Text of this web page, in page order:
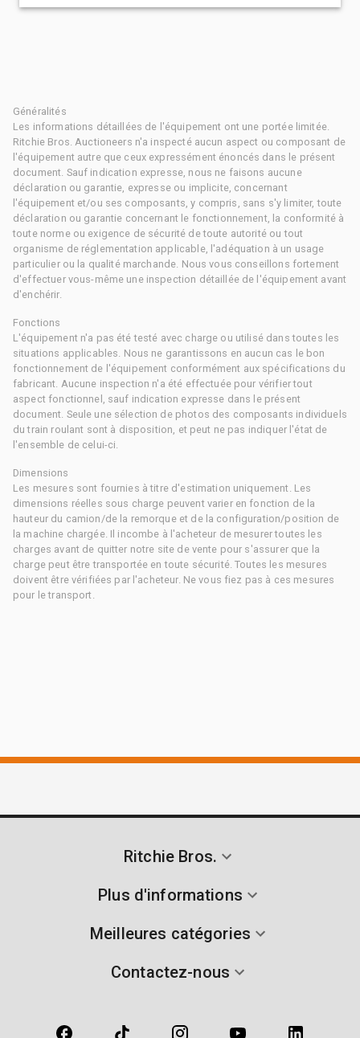
Généralités
Les informations détaillées de l'équipement ont une portée limitée.
Ritchie Bros. Auctioneers n'a inspecté aucun aspect ou composant de
l'équipement autre que ceux expressément énoncés dans le présent
document. Sauf indication expresse, nous ne faisons aucune
déclaration ou garantie, expresse ou implicite, concernant
l'équipement et/ou ses composants, y compris, sans s'y limiter, toute
déclaration ou garantie concernant le fonctionnement, la conformité à
toute norme ou exigence de sécurité de toute autorité ou tout
organisme de réglementation applicable, l'adéquation à un usage
particulier ou la qualité marchande. Nous vous conseillons fortement
d'effectuer vous-même une inspection détaillée de l'équipement avant
d'enchérir.
Fonctions
L'équipement n'a pas été testé avec charge ou utilisé dans toutes les
situations applicables. Nous ne garantissons en aucun cas le bon
fonctionnement de l'équipement conformément aux spécifications du
fabricant. Aucune inspection n'a été effectuée pour vérifier tout
aspect fonctionnel, sauf indication expresse dans le présent
document. Seule une sélection de photos des composants individuels
du train roulant sont à disposition, et peut ne pas indiquer l'état de
l'ensemble de celui-ci.
Dimensions
Les mesures sont fournies à titre d'estimation uniquement. Les
dimensions réelles sous charge peuvent varier en fonction de la
hauteur du camion/de la remorque et de la configuration/position de
la machine chargée. Il incombe à l'acheteur de mesurer toutes les
charges avant de quitter notre site de vente pour s'assurer que la
charge peut être transportée en toute sécurité. Toutes les mesures
doivent être vérifiées par l'acheteur. Ne vous fiez pas à ces mesures
pour le transport.
Ritchie Bros.
Plus d'informations
Meilleures catégories
Contactez-nous